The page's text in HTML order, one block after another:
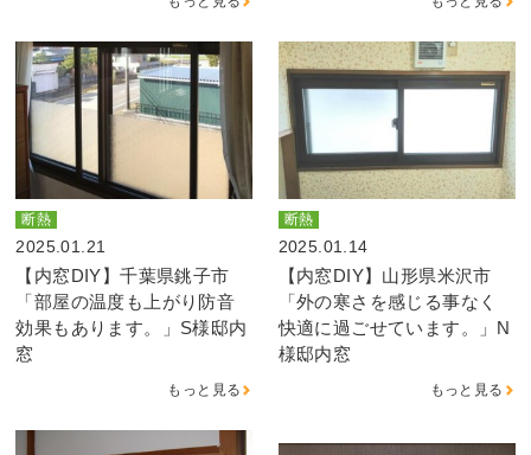
断熱
2025.01.21
【内窓DIY】千葉県銚子市
「部屋の温度も上がり防音
効果もあります。」S様邸内
窓
もっと見る
断熱
2025.01.14
【内窓DIY】山形県米沢市
「外の寒さを感じる事なく
快適に過ごせています。」N
様邸内窓
もっと見る